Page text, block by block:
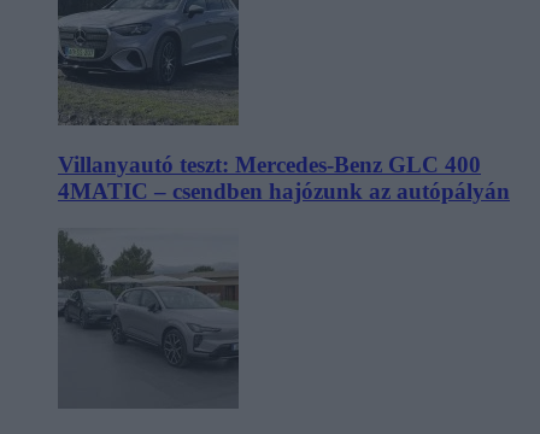
Villanyautó teszt: Mercedes-Benz GLC 400
4MATIC – csendben hajózunk az autópályán